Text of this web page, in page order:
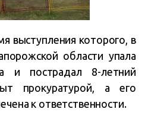
выступления которого, в
области упала
и пострадал 8-летний
прокуратурой, а его
к ответственности.